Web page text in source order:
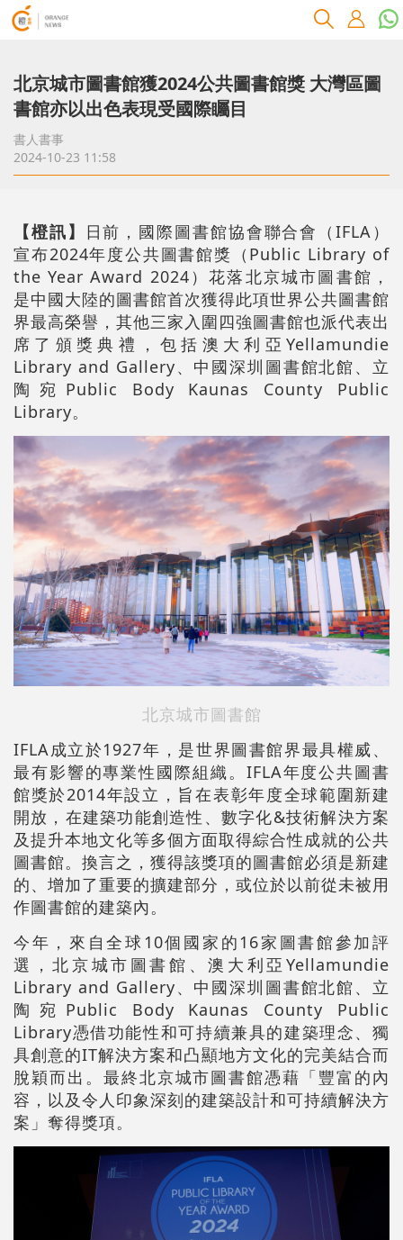
北京城市圖書館獲2024公共圖書館獎 大灣區圖
書館亦以出色表現受國際矚目
書人書事
2024-10-23 11:58
【橙訊】 日前，國際圖書館協會聯合會（IFLA）
宣布2024年度公共圖書館獎（Public Library of
the Year Award 2024）花落北京城市圖書館，
是中國大陸的圖書館首次獲得此項世界公共圖書館
界最高榮譽，其他三家入圍四強圖書館也派代表出
席了頒獎典禮，包括澳大利亞Yellamundie
Library and Gallery、中國深圳圖書館北館、立
陶宛Public Body Kaunas County Public
Library。
北京城市圖書館
IFLA成立於1927年，是世界圖書館界最具權威、
最有影響的專業性國際組織。IFLA年度公共圖書
館獎於2014年設立，旨在表彰年度全球範圍新建
開放，在建築功能創造性、數字化&技術解決方案
及提升本地文化等多個方面取得綜合性成就的公共
圖書館。換言之，獲得該獎項的圖書館必須是新建
的、增加了重要的擴建部分，或位於以前從未被用
作圖書館的建築內。
今年，來自全球10個國家的16家圖書館參加評
選，北京城市圖書館、澳大利亞Yellamundie
Library and Gallery、中國深圳圖書館北館、立
陶宛Public Body Kaunas County Public
Library憑借功能性和可持續兼具的建築理念、獨
具創意的IT解決方案和凸顯地方文化的完美結合而
脫穎而出。最終北京城市圖書館憑藉「豐富的內
容，以及令人印象深刻的建築設計和可持續解決方
案」奪得獎項。